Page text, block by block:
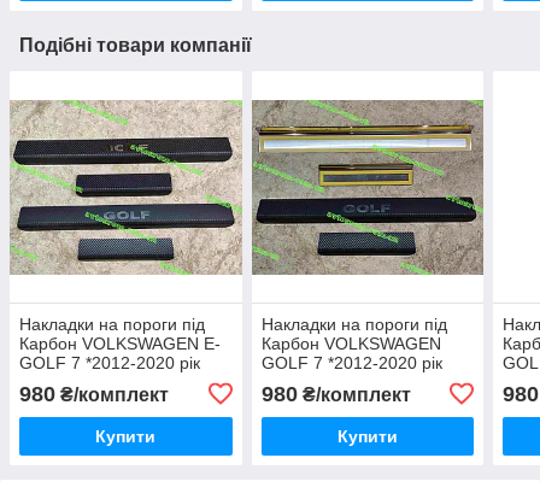
Подібні товари компанії
Накладки на пороги під
Карбон VOLKSWAGEN E-
GOLF 7 *2012-2020 рік
Premium комплект 4
одиниці
980 ₴/комплект
Купити
Накладки на пороги під
Карбон VOLKSWAGEN
GOLF 7 *2012-2020 рік
Premium комплект 4
одиниці
980₴/комплект
Купити
5
980